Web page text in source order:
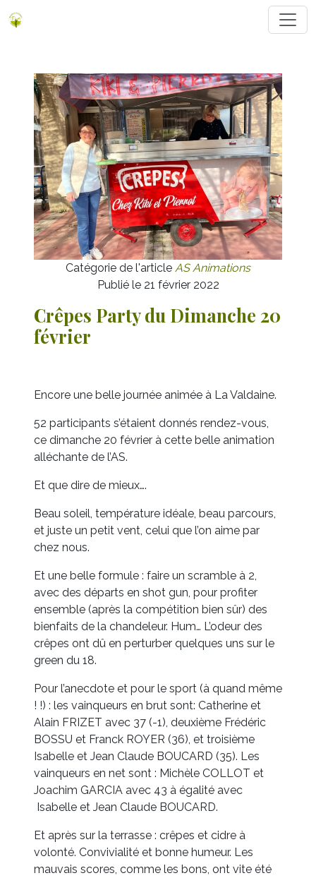
Catégorie de l'article AS Animations
Publié le 21 février 2022
Crêpes Party du Dimanche 20
février
Encore une belle journée animée à La Valdaine.
52 participants s’étaient donnés rendez-vous,
ce dimanche 20 février à cette belle animation
alléchante de l’AS.
Et que dire de mieux….
Beau soleil, température idéale, beau parcours,
et juste un petit vent, celui que l’on aime par
chez nous.
Et une belle formule : faire un scramble à 2,
avec des départs en shot gun, pour profiter
ensemble (après la compétition bien sûr) des
bienfaits de la chandeleur. Hum… L’odeur des
crêpes ont dû en perturber quelques uns sur le
green du 18.
Pour l’anecdote et pour le sport (à quand même
! !) : les vainqueurs en brut sont: Catherine et
Alain FRIZET avec 37 (-1), deuxième Frédéric
BOSSU et Franck ROYER (36), et troisième
Isabelle et Jean Claude BOUCARD (35). Les
vainqueurs en net sont : Michèle COLLOT et
Joachim GARCIA avec 43 à égalité avec
Isabelle et Jean Claude BOUCARD.
Et après sur la terrasse : crêpes et cidre à
volonté. Convivialité et bonne humeur. Les
mauvais scores, comme les bons, ont vite été